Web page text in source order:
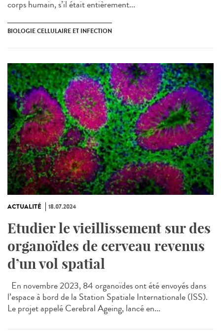
corps humain, s’il était entièrement...
BIOLOGIE CELLULAIRE ET INFECTION
ACTUALITÉ 18.07.2024
Etudier le vieillissement sur des
organoïdes de cerveau revenus
d’un vol spatial
En novembre 2023, 84 organoïdes ont été envoyés dans
l’espace à bord de la Station Spatiale Internationale (ISS).
Le projet appelé Cerebral Ageing, lancé en...